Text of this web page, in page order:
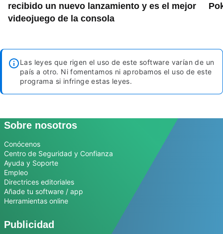
recibido un nuevo lanzamiento y es el mejor
videojuego de la consola
Las leyes que rigen el uso de este software varían de un
país a otro. Ni fomentamos ni aprobamos el uso de este
programa si infringe estas leyes.
Sobre nosotros
Conócenos
Centro de Seguridad y Confianza
Ayuda y Soporte
Empleo
Directrices editoriales
Añade tu software / app
Herramientas online
Publicidad